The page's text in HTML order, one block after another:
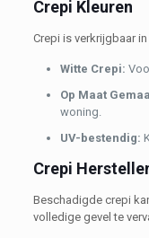
Crepi Kleuren
Crepi is verkrijgbaar
Witte Crepi:
Op Maat
woning.
UV-bestendig:
Crepi
Beschadigde crepi
volledige gevel te